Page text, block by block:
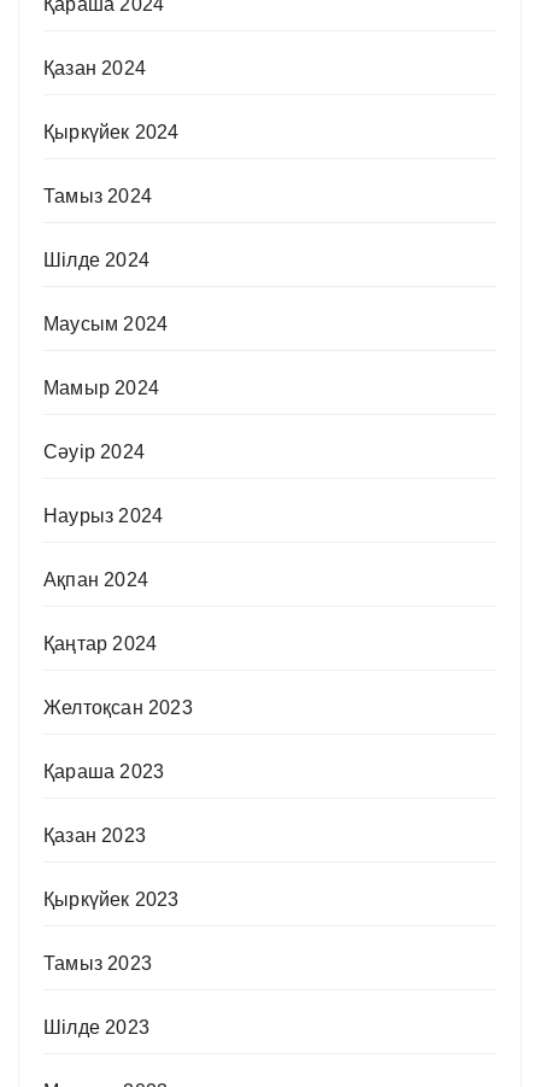
Қараша 2024
Қазан 2024
Қыркүйек 2024
Тамыз 2024
Шілде 2024
Маусым 2024
Мамыр 2024
Сәуір 2024
Наурыз 2024
Ақпан 2024
Қаңтар 2024
Желтоқсан 2023
Қараша 2023
Қазан 2023
Қыркүйек 2023
Тамыз 2023
Шілде 2023